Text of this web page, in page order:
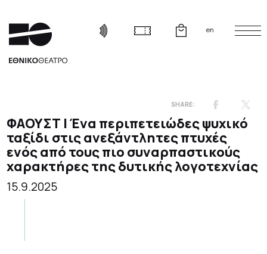
en
ΦΑΟΥΣΤ | Ένα περιπετειώδες ψυχικό
ταξίδι στις ανεξάντλητες πτυχές
ενός από τους πιο συναρπαστικούς
χαρακτήρες της δυτικής λογοτεχνίας
15.9.2025